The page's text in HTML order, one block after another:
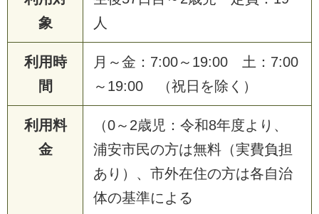
象
人
利用時
間
月～金：7:00～19:00 土：7:00
～19:00 （祝日を除く）
利用料
金
（0～2歳児：令和8年度より、
浦安市民の方は無料（実費負担
あり）、市外在住の方は各自治
体の基準による